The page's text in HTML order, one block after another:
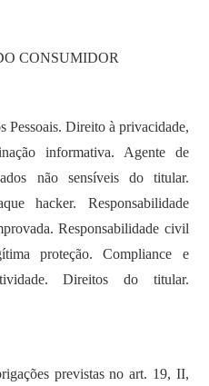
CONSUMIDOR
Pessoais. Direito à privacidade,
informativa. Agente de
não sensíveis do titular.
hacker. Responsabilidade
Responsabilidade civil
proteção. Compliance e
Direitos do titular.
previstas no art. 19, II,